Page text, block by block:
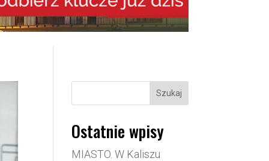
Szukaj
Ostatnie wpisy
MIASTO. W Kaliszu